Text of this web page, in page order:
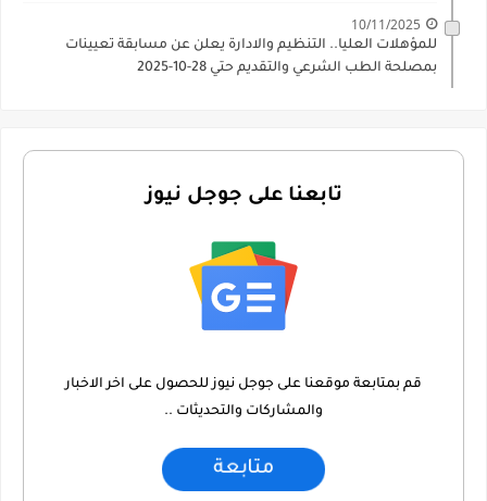
10/11/2025
للمؤهلات العليا.. التنظيم والادارة يعلن عن مسابقة تعيينات
بمصلحة الطب الشرعي والتقديم حتي 28-10-2025
تابعنا على جوجل نيوز
قم بمتابعة موقعنا على جوجل نيوز للحصول على اخر الاخبار
والمشاركات والتحديثات ..
متابعة